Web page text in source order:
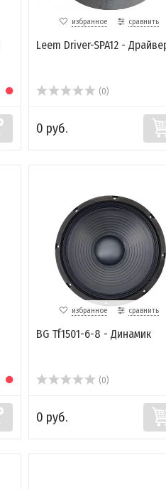
избранное сравнить
Leem Driver-SPA12 -
(0)
0 руб.
избранное сравнить
BG Tf1501-6-8 - Динамик
(0)
0 руб.